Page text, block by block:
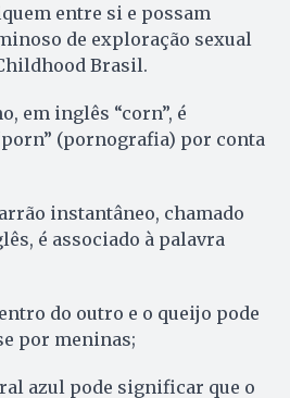
entre si e possam
de exploração sexual
Brasil.
em inglês “corn”, é
(pornografia) por conta
instantâneo, chamado
é associado à palavra
do outro e o queijo pode
por meninas;
azul pode significar que o